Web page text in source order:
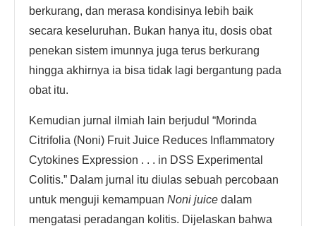
berkurang, dan merasa kondisinya lebih baik
secara keseluruhan. Bukan hanya itu, dosis obat
penekan sistem imunnya juga terus berkurang
hingga akhirnya ia bisa tidak lagi bergantung pada
obat itu.
Kemudian jurnal ilmiah lain berjudul “Morinda
Citrifolia (Noni) Fruit Juice Reduces Inflammatory
Cytokines Expression . . . in DSS Experimental
Colitis.” Dalam jurnal itu diulas sebuah percobaan
untuk menguji kemampuan Noni juice dalam
mengatasi peradangan kolitis. Dijelaskan bahwa